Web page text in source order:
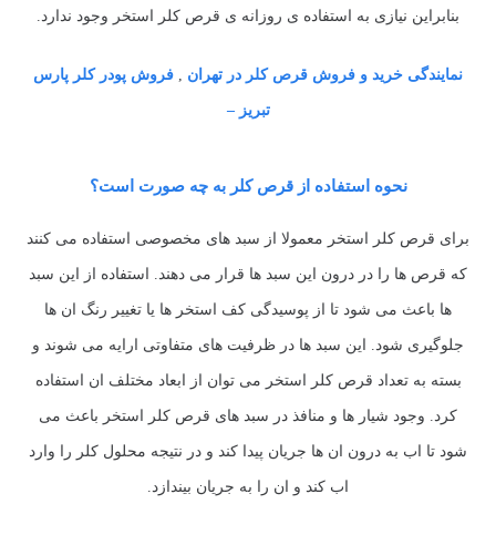
بنابراین نیازی به استفاده ی روزانه ی قرص کلر استخر وجود ندارد.
نمایندگی خرید و فروش قرص کلر در تهران , فروش پودرکلر پارس
تبریز –
نحوه استفاده از قرص کلر به چه صورت است؟
برای قرص کلر استخر معمولا از سبد های مخصوصی استفاده می کنند
که قرص ها را در درون این سبد ها قرار می دهند. استفاده از این سبد
ها باعث می شود تا از پوسیدگی کف استخر ها یا تغییر رنگ ان ها
جلوگیری شود. این سبد ها در ظرفیت های متفاوتی ارایه می شوند و
بسته به تعداد قرص کلر استخر می توان از ابعاد مختلف ان استفاده
کرد. وجود شیار ها و منافذ در سبد های قرص کلر استخر باعث می
شود تا اب به درون ان ها جریان پیدا کند و در نتیجه محلول کلر را وارد
اب کند و ان را به جریان بیندازد.